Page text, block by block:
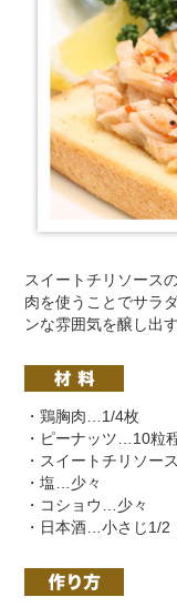
スイートチリソース
肉を使うことでサラ
ンな雰囲気を醸し出す
・鶏胸肉…1/4枚
・ピーナッツ…10粒
・スイートチリソー
・塩…少々
・コショウ…少々
・日本酒…小さじ1/2